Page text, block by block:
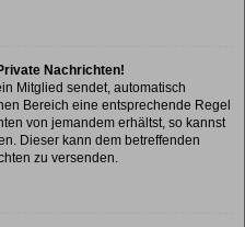
Nachrichten!
Mitglied sendet, automatisch
Bereich eine entsprechende Regel
von jemandem erhältst, so kannst
Dieser kann dem betreffenden
zu versenden.